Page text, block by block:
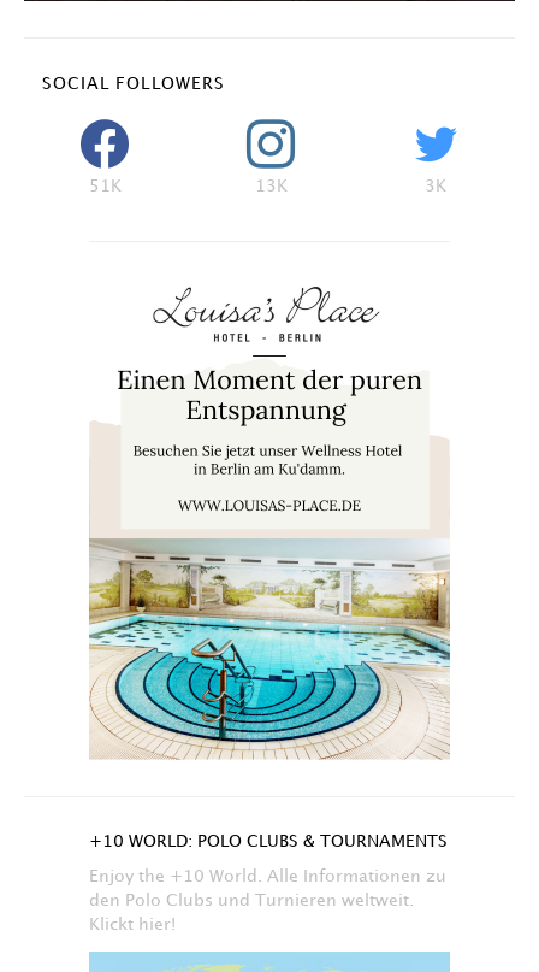
SOCIAL FOLLOWERS
51K 13K 3K
+10 WORLD: POLO CLUBS & TOURNAMENTS
Enjoy the +10 World. Alle Informationen zu
den Polo Clubs und Turnieren weltweit.
Klickt hier!